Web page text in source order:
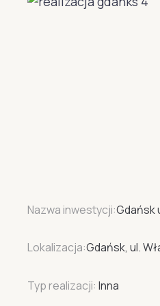
Nazwa inwestycji:Gdańsk
Lokalizacja:Gdańsk, ul.
Typ realizacji: Inna